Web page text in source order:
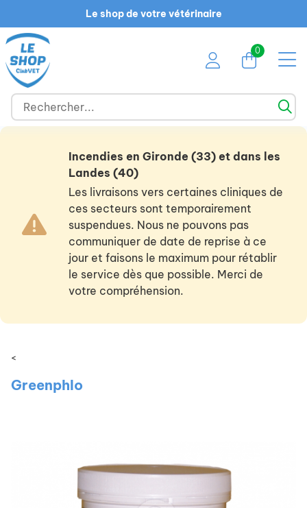
Le shop de votre vétérinaire
0
Incendies en Gironde (33) et dans les
Landes (40)
Les livraisons vers certaines cliniques de
ces secteurs sont temporairement
suspendues. Nous ne pouvons pas
communiquer de date de reprise à ce
jour et faisons le maximum pour rétablir
le service dès que possible. Merci de
votre compréhension.
<
Greenphlo